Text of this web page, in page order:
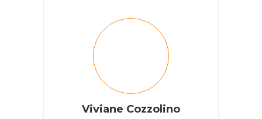
Viviane Cozzolino